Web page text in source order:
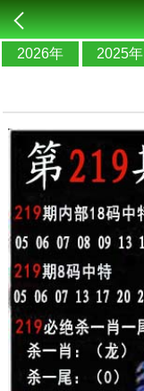
2026年 2025年